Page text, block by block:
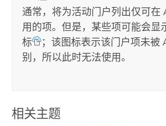
通常，将为活动门户列出仅可在
用的项。但是，某些项可能会显
标
；该图标表示该门户项未被
别，所以此时无法使用。
相关主题